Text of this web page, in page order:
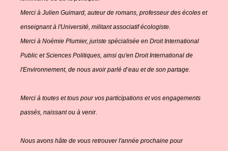
Merci à Julien Guimard, auteur de romans, professeur des écoles et
enseignant à l'Université, militant associatif écologiste.
Merci à Noémie Plumier, juriste spécialisée en Droit International
Public et Sciences Politiques, ainsi qu'en Droit International de
l'Environnement, de nous avoir parlé d’eau et de son partage.
Merci à toutes et tous pour vos participations et vos engagements
passés, naissant ou à venir.
Nous avons hâte de vous retrouver l'année prochaine pour